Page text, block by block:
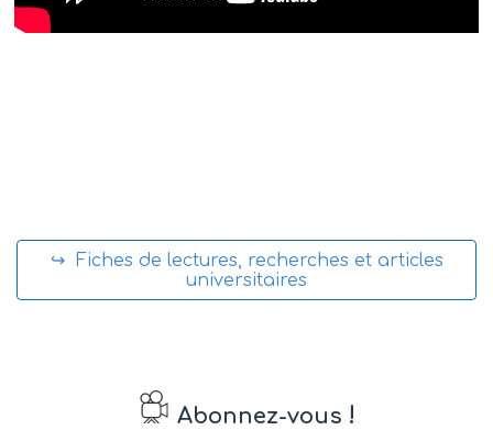
↪ Fiches de lectures, recherches et articles
universitaires
Abonnez-vous !